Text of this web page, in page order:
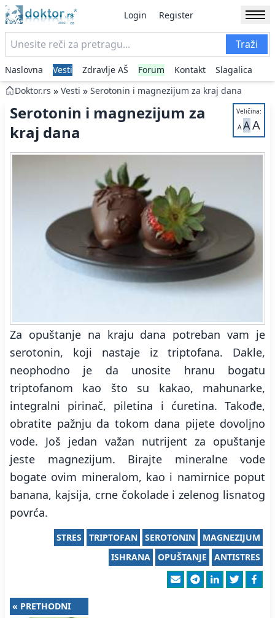
Login Register
Traži
Naslovna Vesti Zdravlje AŠ Forum Kontakt
Slagalica
Doktor.rs » Vesti » Serotonin i magnezijum za kraj dana
Veličina:
A AA
Serotonin i magnezijum za
kraj dana
Za opuštanje na kraju dana potreban vam je
serotonin, koji nastaje iz triptofana. Dakle,
neophodno je da unosite hranu bogatu
triptofanom kao što su kakao, mahunarke,
integralni pirinač, piletina i ćuretina. Takođe,
obratite pažnju da tokom dana pijete dovoljno
vode. Još jedan važan nutrijent za opuštanje
jeste magnezijum. Birajte mineralne vode
bogate ovim mineralom, kao i namirnice poput
banana, kajsija, crne čokolade i zelenog lisnatog
povrća.
MAGNEZIJUM
SEROTONIN
TRIPTOFAN
STRES
ANTISTRES
OPUŠTANJE
ISHRANA
« PRETHODNI